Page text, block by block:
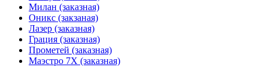
Милан (заказная)
Оникс (закзаная)
Лазер (заказная)
Грация (заказная)
Прометей (заказная)
Маэстро 7Х (заказная)